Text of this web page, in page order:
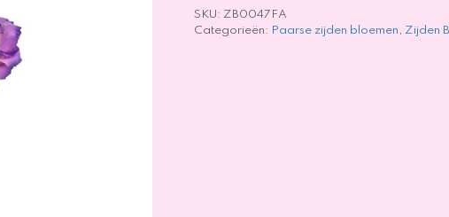
SKU: ZB0047FA
Categorieën: Paarse zijden bloemen, Zijden